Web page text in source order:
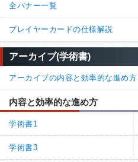
全バナー一覧
プレイヤーカードの仕様解説
アーカイブ(学術書)
アーカイブの内容と効率的な進め方
内容と効率的な進め方
学術書1
学術書3